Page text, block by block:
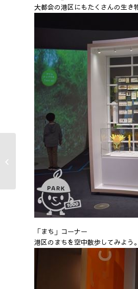
大都会の港区にもたくさんの生き
「まち」コーナー
港区のまちを空中散歩してみよう。
気象科学館（東京都港
区）を追加しました。